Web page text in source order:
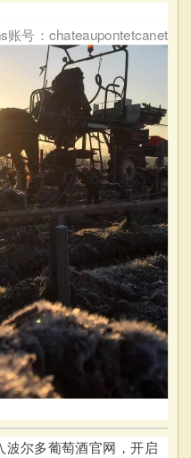
账号：chateaupontetcanet
波尔多葡萄酒官网，开启